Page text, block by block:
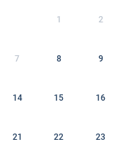
1 2
7 8 9
14 15 16
21 22 23